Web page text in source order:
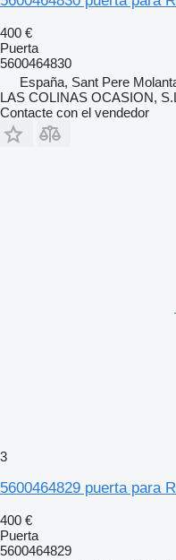
400 €
Puerta
5600464830
España, Sant Pere
LAS COLINAS OCASION,
Contacte con el vendedor
3
5600464829 puerta para
400 €
Puerta
5600464829